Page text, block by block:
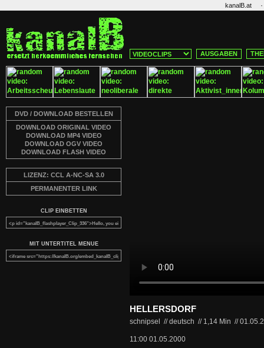
kanalB.at ·
AUSGABEN
DVD / DOWNLOAD BESTELLEN
DOWNLOAD ORIGINAL VIDEO
DOWNLOAD MP4 VIDEO
DOWNLOAD OGV VIDEO
DOWNLOAD FLASH VIDEO
LIZENZ: CCL A-NC-SA 3.0
PERMANENTER LINK
CLIP EINBETTEN
MIT UNTERTITEL MENUE
HELLERSDORF
schnipsel // deutsch // 1,14 Min //
11:00 01.05.2000